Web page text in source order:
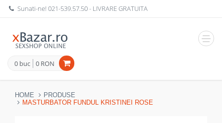
Sunati-ne!021-539.57.50- LIVRARE GRATUITA
0 buc 0 RON
HOME
PRODUSE
MASTURBATOR FUNDUL KRISTINEI ROSE